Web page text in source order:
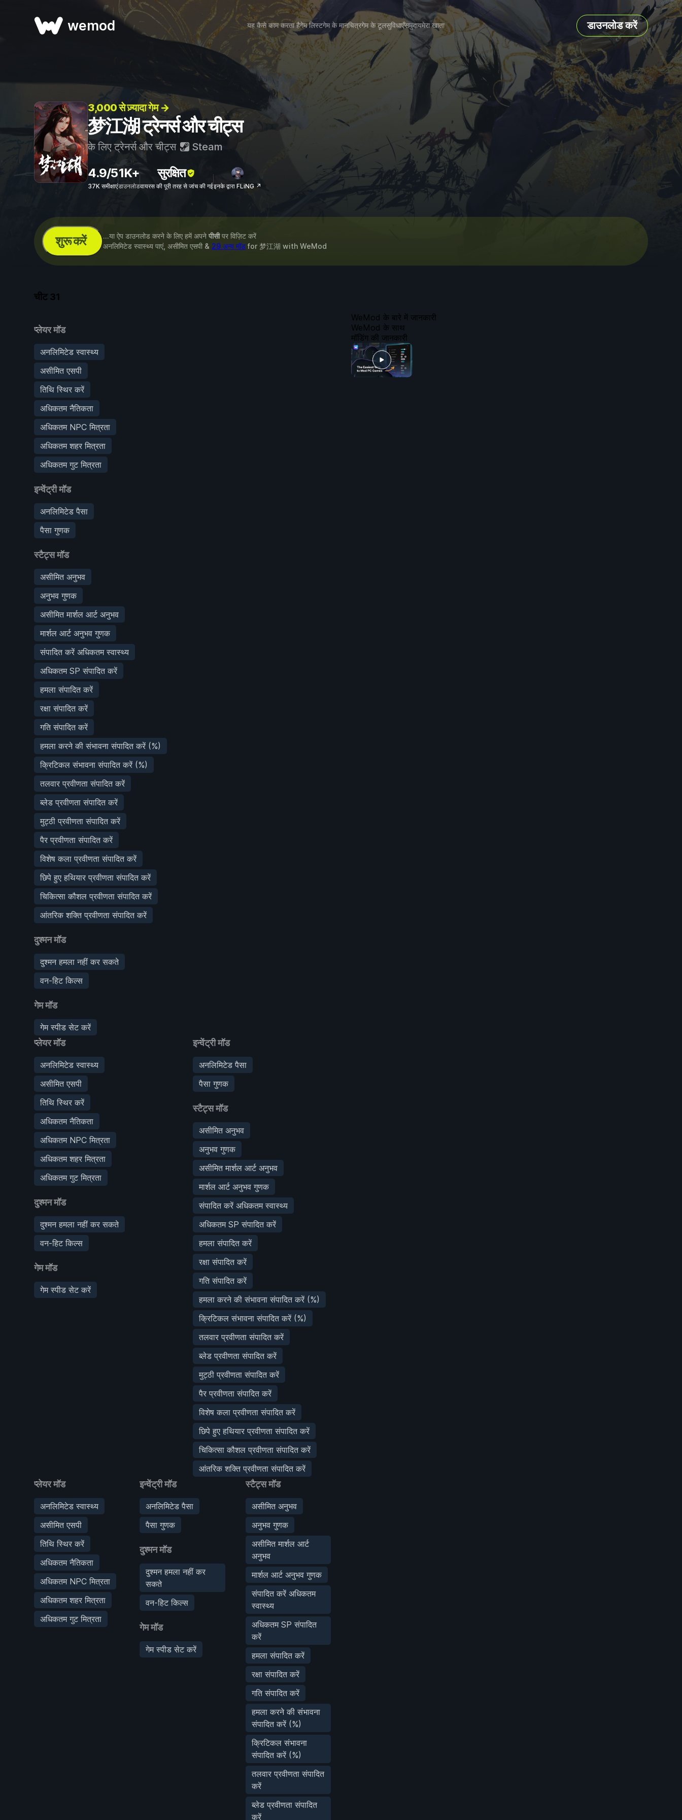
wemod यह कैसे काम करता हैगेम लिस्टगेम के मानचित्रगेम के टूलसुविधाएँसमुदायमेरा खाता डाउनलोड करें
3,000 से ज़्यादा गेम →
梦江湖 ट्रेनर्स और चीट्स
के लिए ट्रेनर्स और चीट्स Steam
4.9/5
37K समीक्षाएं
1K+
डाउनलोड
सुरक्षित
वायरस की पूरी तरह से जांच की गईइनके द्वारा FLiNG ↗
शुरू करें ...या ऐप डाउनलोड करने के लिए हमें अपने पीसीपर विज़िट करें
अनलिमिटेड स्वास्थ्य पाएं, असीमित एसपी & 29 अन्य मॉडfor 梦江湖 with WeMod
चीट 31
प्लेयर मॉड
अनलिमिटेड स्वास्थ्य
असीमित एसपी
तिथि स्थिर करें
अधिकतम नैतिकता
अधिकतम NPC मित्रता
अधिकतम शहर मित्रता
अधिकतम गुट मित्रता
इन्वेंट्री मॉड
अनलिमिटेड पैसा
पैसा गुणक
स्टैट्स मॉड
असीमित अनुभव
अनुभव गुणक
असीमित मार्शल आर्ट अनुभव
मार्शल आर्ट अनुभव गुणक
संपादित करें अधिकतम स्वास्थ्य
अधिकतम SP संपादित करें
हमला संपादित करें
रक्षा संपादित करें
गति संपादित करें
हमला करने की संभावना संपादित करें (%)
क्रिटिकल संभावना संपादित करें (%)
तलवार प्रवीणता संपादित करें
ब्लेड प्रवीणता संपादित करें
मुट्ठी प्रवीणता संपादित करें
पैर प्रवीणता संपादित करें
विशेष कला प्रवीणता संपादित करें
छिपे हुए हथियार प्रवीणता संपादित करें
चिकित्सा कौशल प्रवीणता संपादित करें
आंतरिक शक्ति प्रवीणता संपादित करें
दुश्मन मॉड
दुश्मन हमला नहीं कर सकते
वन-हिट किल्स
गेम मॉड
गेम स्पीड सेट करें
प्लेयर मॉड
अनलिमिटेड स्वास्थ्य
असीमित एसपी
तिथि स्थिर करें
अधिकतम नैतिकता
अधिकतम NPC मित्रता
अधिकतम शहर मित्रता
अधिकतम गुट मित्रता
दुश्मन मॉड
दुश्मन हमला नहीं कर सकते
वन-हिट किल्स
गेम मॉड
गेम स्पीड सेट करें
इन्वेंट्री मॉड
अनलिमिटेड पैसा
पैसा गुणक
स्टैट्स मॉड
असीमित अनुभव
अनुभव गुणक
असीमित मार्शल आर्ट अनुभव
मार्शल आर्ट अनुभव गुणक
संपादित करें अधिकतम स्वास्थ्य
अधिकतम SP संपादित करें
हमला संपादित करें
रक्षा संपादित करें
गति संपादित करें
हमला करने की संभावना संपादित करें (%)
क्रिटिकल संभावना संपादित करें (%)
तलवार प्रवीणता संपादित करें
ब्लेड प्रवीणता संपादित करें
मुट्ठी प्रवीणता संपादित करें
पैर प्रवीणता संपादित करें
विशेष कला प्रवीणता संपादित करें
छिपे हुए हथियार प्रवीणता संपादित करें
चिकित्सा कौशल प्रवीणता संपादित करें
आंतरिक शक्ति प्रवीणता संपादित करें
प्लेयर मॉड
अनलिमिटेड स्वास्थ्य
असीमित एसपी
तिथि स्थिर करें
अधिकतम नैतिकता
अधिकतम NPC मित्रता
अधिकतम शहर मित्रता
अधिकतम गुट मित्रता
इन्वेंट्री मॉड
अनलिमिटेड पैसा
पैसा गुणक
दुश्मन मॉड
दुश्मन हमला नहीं कर
सकते
वन-हिट किल्स
गेम मॉड
गेम स्पीड सेट करें
स्टैट्स मॉड
असीमित अनुभव
अनुभव गुणक
असीमित मार्शल आर्ट
अनुभव
मार्शल आर्ट अनुभव गुणक
संपादित करें अधिकतम
स्वास्थ्य
अधिकतम SP संपादित
करें
हमला संपादित करें
रक्षा संपादित करें
गति संपादित करें
हमला करने की संभावना
संपादित करें (%)
क्रिटिकल संभावना
संपादित करें (%)
तलवार प्रवीणता संपादित
करें
ब्लेड प्रवीणता संपादित
करें
WeMod के बारे में जानकारी
WeMod के साथ
मॉडिंग की जानकारी